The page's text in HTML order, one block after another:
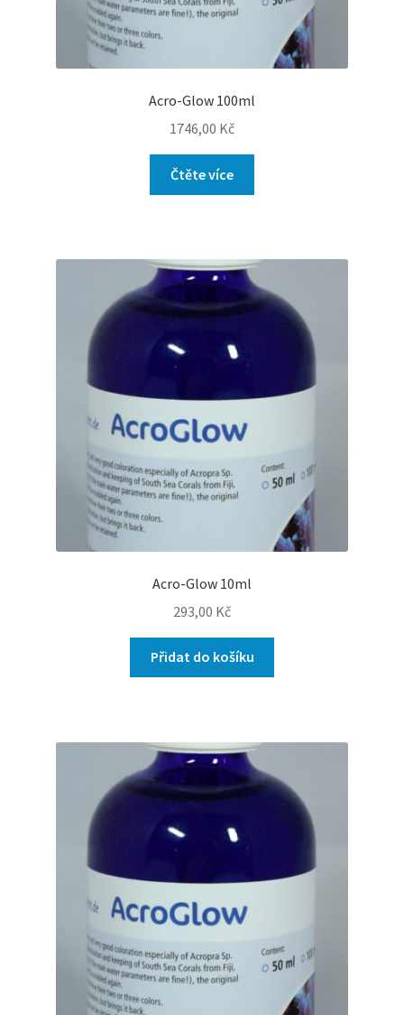
Acro-Glow 100ml
1746,00 Kč
Čtěte více
Acro-Glow 10ml
293,00 Kč
Přidat do košíku